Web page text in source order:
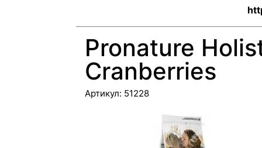
Pronature
Cranberries
Артикул: 51228